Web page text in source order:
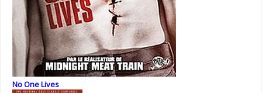
No One Lives